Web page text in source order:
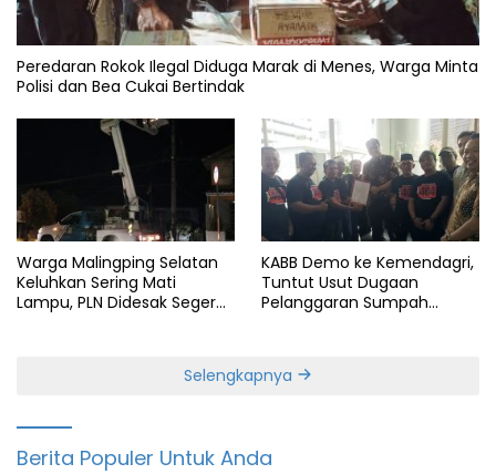
Peredaran Rokok Ilegal Diduga Marak di Menes, Warga Minta
Polisi dan Bea Cukai Bertindak
Warga Malingping Selatan
Keluhkan Sering Mati
Lampu, PLN Didesak Segera
KABB Demo ke Kemendagri,
Tuntut Usut Dugaan
Pelanggaran Sumpah
Selengkapnya
Berita Populer Untuk Anda